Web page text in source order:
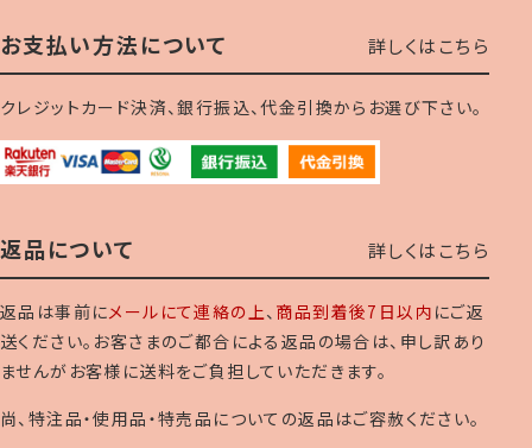
お支払い方法について 詳しくはこちら
クレジットカード決済、銀行振込、代金引換からお選び下さい。
返品について 詳しくはこちら
返品は事前にメールにて連絡の上、 商品到着後7日以内 にご返
送ください。お客さまのご都合による返品の場合は、申し訳あり
ませんがお客様に送料をご負担していただきます。
尚、特注品・使用品・特売品についての返品はご容赦ください。